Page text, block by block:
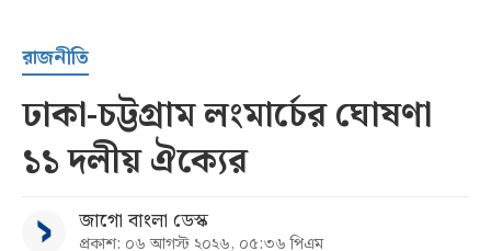
রাজনীতি
ঢাকা-চট্টগ্রাম লংমার্চের ঘোষণা
১১ দলীয় ঐক্যের
জাগো বাংলা ডেস্ক
প্রকাশ: ০৬ আগস্ট ২০২৬, ০৫:৩৬ পিএম